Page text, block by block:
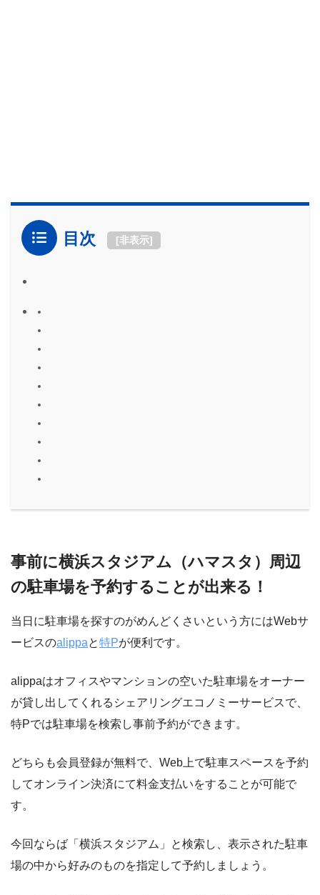
目次 [非表示]
事前に横浜スタジアム（ハマスタ）周辺
の駐車場を予約することが出来る！
当日に駐車場を探すのがめんどくさいという方にはWebサ
ービスのalippaと特Pが便利です。
alippaはオフィスやマンションの空いた駐車場をオーナー
が貸し出してくれるシェアリングエコノミーサービスで、
特Pでは駐車場を検索し事前予約ができます。
どちらも会員登録が無料で、Web上で駐車スペースを予約
してオンライン決済にて料金支払いをすることが可能で
す。
今回ならば「横浜スタジアム」と検索し、表示された駐車
場の中から好みのものを指定して予約しましょう。